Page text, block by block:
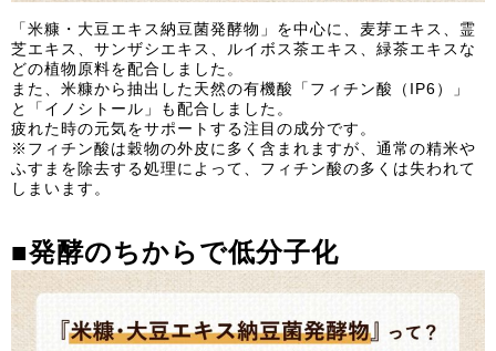
「米糠・大豆エキス納豆菌発酵物」を中心に、麦芽エキス、霊
芝エキス、サンザシエキス、ルイボス茶エキス、緑茶エキスな
どの植物原料を配合しました。
また、米糠から抽出した天然の有機酸「フィチン酸（IP6）」
と「イノシトール」も配合しました。
疲れた時の元気をサポートする注目の成分です。
※フィチン酸は穀物の外皮に多く含まれますが、通常の精米や
ふすまを除去する処理によって、フィチン酸の多くは失われて
しまいます。
■発酵のちからで低分子化